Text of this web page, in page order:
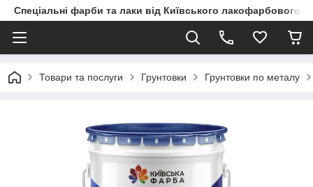
Спеціальні фарби та лаки від Київського
Товари та послуги Грунтовки Грунтовки по металу